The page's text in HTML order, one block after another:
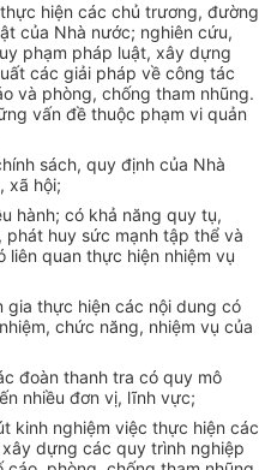
hiện các chủ trương, đường
của Nhà nước; nghiên cứu,
phạm pháp luật, xây dựng
các giải pháp về công tác
và phòng, chống tham nhũng.
vấn đề thuộc phạm vi quản
sách, quy định của Nhà
xã hội;
hành; có khả năng quy tụ,
huy sức mạnh tập thể và
liên quan thực hiện nhiệm vụ
gia thực hiện các nội dung có
chức năng, nhiệm vụ của
đoàn thanh tra có quy mô
nhiều đơn vị, lĩnh vực;
kinh nghiệm việc thực hiện các
dựng các quy trình nghiệp